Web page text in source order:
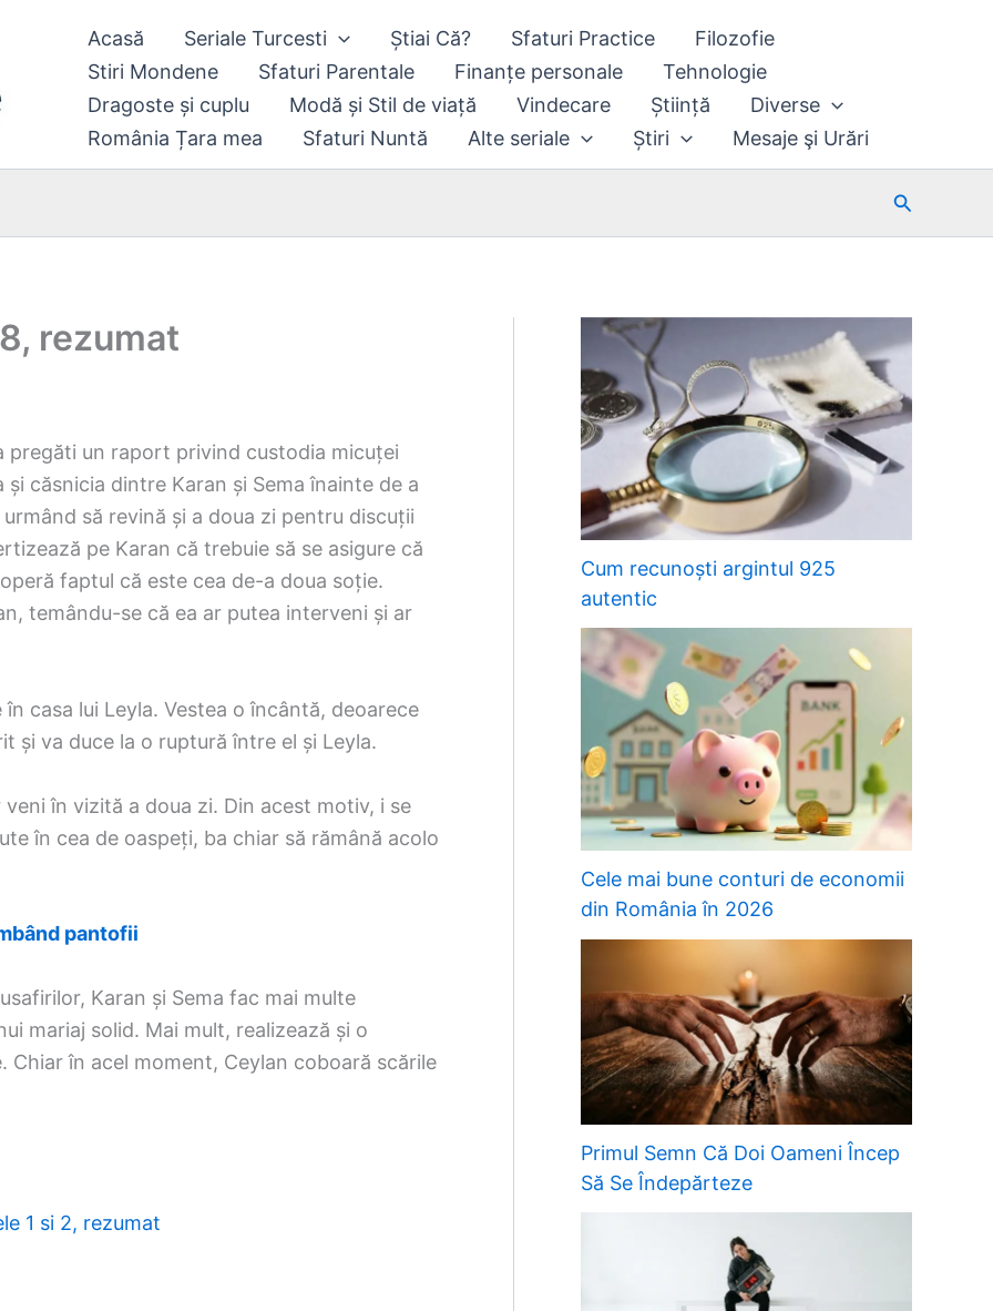
Acasă Seriale Turcesti Știai Că? Sfaturi Practice
Filozofie
Stiri Mondene
Sfaturi Parentale Finanțe personale
Tehnologie
Dragoste și cuplu
Modă și Stil de viață Vindecare Știință
Diverse
România Țara mea
Sfaturi Nuntă Alte seriale Știri Mesaje şi Urări
Search
rezumat
pregăti un raport privind custodia micuței
căsnicia dintre Karan și Sema înainte de a
să revină și a doua zi pentru discuții
pe Karan că trebuie să se asigure că
faptul că este cea de-a doua soție.
temându-se că ea ar putea interveni și ar
casa lui Leyla. Vestea o încântă, deoarece
și va duce la o ruptură între el și Leyla.
în vizită a doua zi. Din acest motiv, i se
în cea de oaspeți, ba chiar să rămână acolo
pantofii
Karan și Sema fac mai multe
mariaj solid. Mai mult, realizează și o
în acel moment, Ceylan coboară scările
1 si 2, rezumat
Cum recunoști argintul 925
autentic
Cele mai bune conturi de economii
din România în 2026
Primul Semn Că Doi Oameni Încep
Să Se Îndepărteze